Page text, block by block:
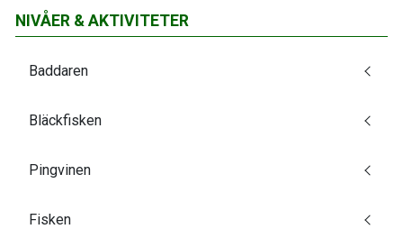
NIVÅER & AKTIVITETER
Baddaren
Bläckfisken
Pingvinen
Fisken